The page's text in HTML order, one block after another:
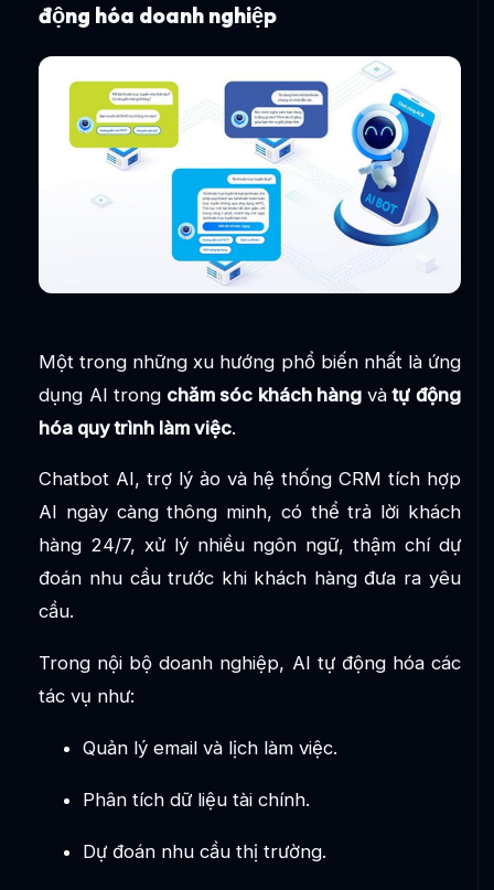
động hóa doanh nghiệp
Một trong những xu hướng phổ biến nhất là ứng
dụng AI trong chăm sóc khách hàngvàtự động
hóa quy trình làm việc.
Chatbot AI, trợ lý ảo và hệ thống CRM tích hợp
AI ngày càng thông minh, có thể trả lời khách
hàng 24/7, xử lý nhiều ngôn ngữ, thậm chí dự
đoán nhu cầu trước khi khách hàng đưa ra yêu
cầu.
Trong nội bộ doanh nghiệp, AI tự động hóa các
tác vụ như:
Quản lý email và lịch làm việc.
Phân tích dữ liệu tài chính.
Dự đoán nhu cầu thị trường.